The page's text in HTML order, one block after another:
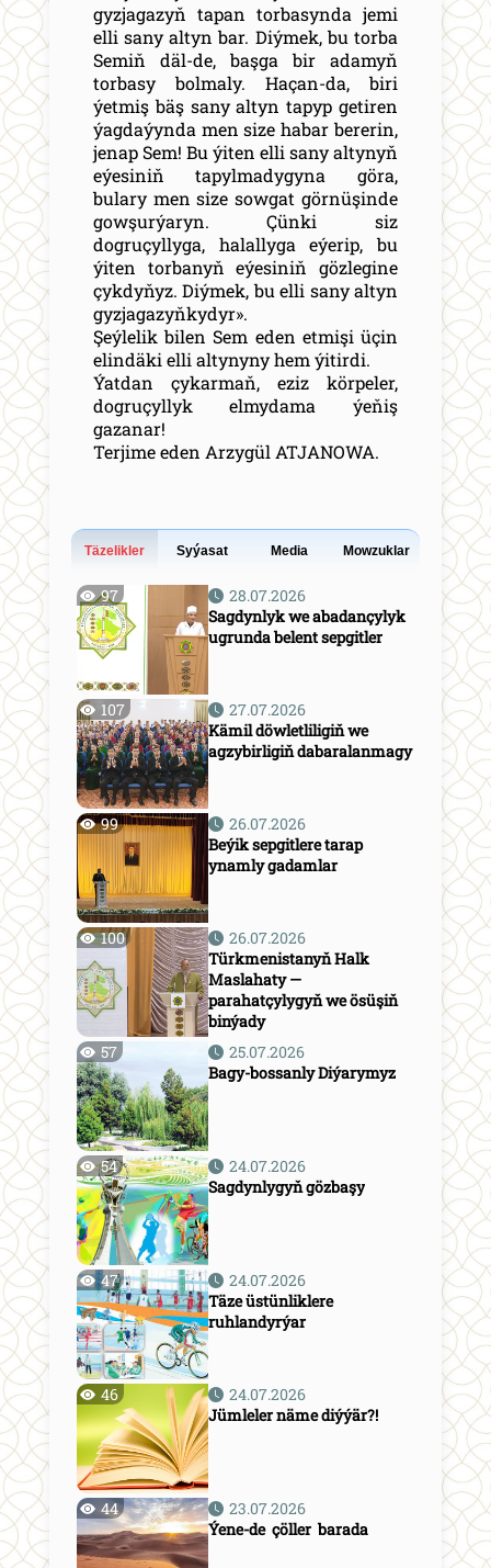
gyzjagazyň tapan torbasynda jemi
elli sany altyn bar. Diýmek, bu torba
Semiň däl-de, başga bir adamyň
torbasy bolmaly. Haçan-da, biri
ýetmiş bäş sany altyn tapyp getiren
ýagdaýynda men size habar bererin,
jenap Sem! Bu ýiten elli sany altynyň
eýesiniň tapylmadygyna göra,
bulary men size sowgat görnüşinde
gowşurýaryn. Çünki siz
dogruçyllyga, halallyga eýerip, bu
ýiten torbanyň eýesiniň gözlegine
çykdyňyz. Diýmek, bu elli sany altyn
gyzjagazyňkydyr».
Şeýlelik bilen Sem eden etmişi üçin
elindäki elli altynyny hem ýitirdi.
Ýatdan çykarmaň, eziz körpeler,
dogruçyllyk elmydama ýeňiş
gazanar!
Terjime eden Arzygül ATJANOWA.
Täzelikler Syýasat Media Mowzuklar
97
28.07.2026
Sagdynlyk we abadançylyk
ugrunda belent sepgitler
107
27.07.2026
Kämil döwletliligiň we
agzybirligiň dabaralanmagy
99
26.07.2026
Beýik sepgitlere tarap
ynamly gadamlar
100
26.07.2026
Türkmenistanyň Halk
Maslahaty —
parahatçylygyň we ösüşiň
binýady
57
25.07.2026
Bagy-bossanly Diýarymyz
54
24.07.2026
Sagdynlygyň gözbaşy
47
24.07.2026
Täze üstünliklere
ruhlandyrýar
46
24.07.2026
Jümleler näme diýýär?!
44
23.07.2026
Ýene-de çöller barada